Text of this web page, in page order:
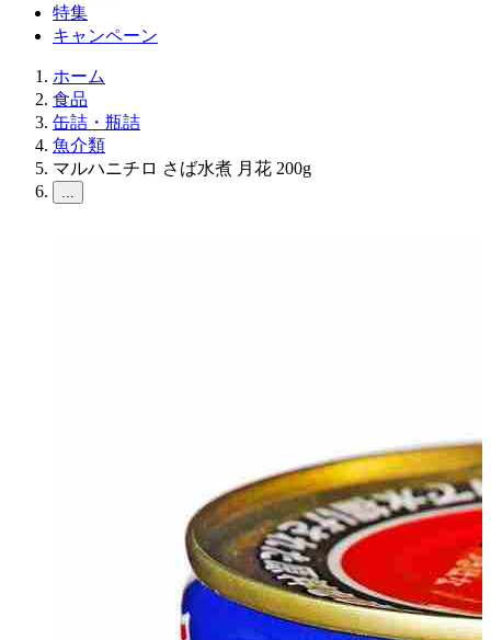
特集
キャンペーン
ホーム
食品
缶詰・瓶詰
魚介類
マルハニチロ さば水煮 月花 200g
...